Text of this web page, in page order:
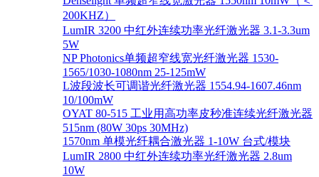
200KHZ）
LumIR 3200 中红外连续功率光纤激光器 3.1-3.3um
5W
NP Photonics单频超窄线宽光纤激光器 1530-
1565/1030-1080nm 25-125mW
L波段波长可调谐光纤激光器 1554.94-1607.46nm
10/100mW
OYAT 80-515 工业用高功率皮秒准连续光纤激光器
515nm (80W 30ps 30MHz)
1570nm 单模光纤耦合激光器 1-10W 台式/模块
LumIR 2800 中红外连续功率光纤激光器 2.8um
10W